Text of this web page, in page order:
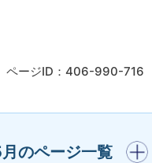
ページID：406-990-716
のページ一覧